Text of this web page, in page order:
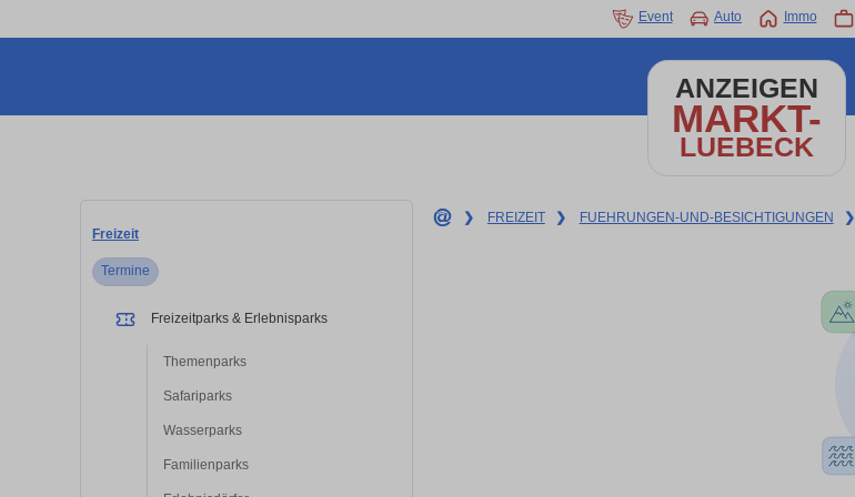
Event Auto Immo
ANZEIGEN
MARKT-
LUEBECK
Freizeit
Termine
Freizeitparks & Erlebnisparks
Themenparks
Safariparks
Wasserparks
Familienparks
❯ FREIZEIT ❯ FUEHRUNGEN-UND-BESICHTIGUNGEN ❯